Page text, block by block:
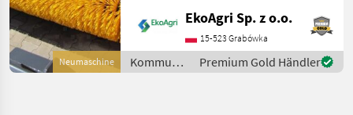
Tuchel
Bema
Neumaschine
Polypropylenbürste,
Schmutzsammelbehälter:
hydraulische Entleerung
Schaufel mit Bürste – 2, 4 m
EkoAgri Sp. z o.o.
15-523 Grabówka
Kommunalgeräte
/ Intertech
Premium Gold Händler